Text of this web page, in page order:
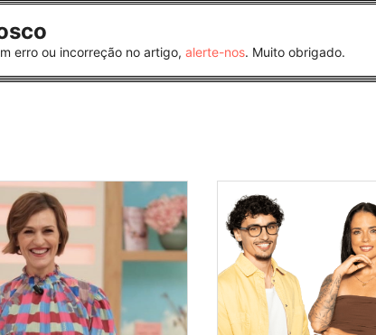
erro ou incorreção no artigo,alerte-nos. Muito obrigado.